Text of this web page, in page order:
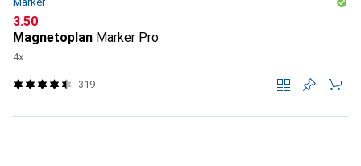
CHF
3.50
Magnetoplan Marker Pro
4x
319